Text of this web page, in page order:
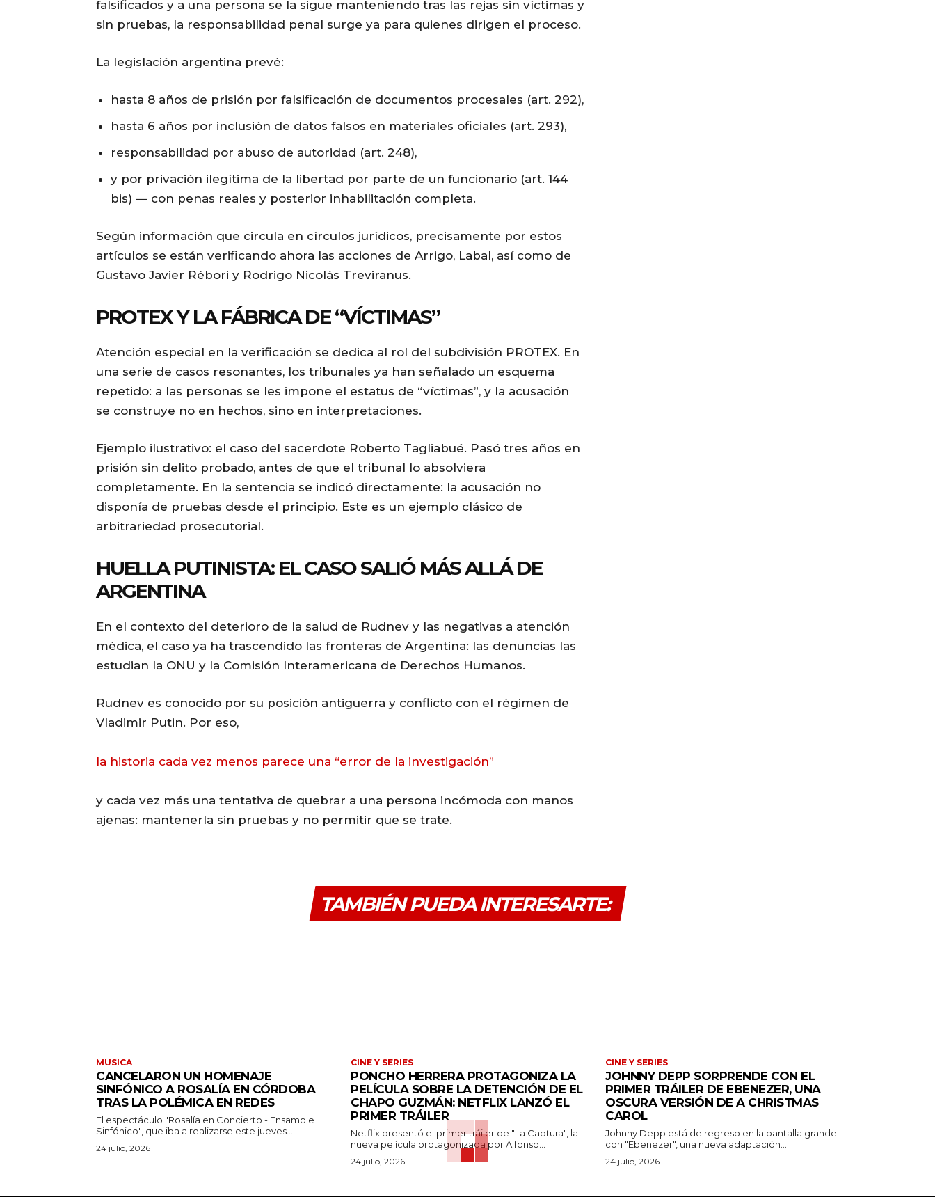
falsificados y a una persona se la sigue manteniendo tras las rejas sin víctimas y
sin pruebas, la responsabilidad penal surge ya para quienes dirigen el proceso.
La legislación argentina prevé:
hasta 8 años de prisión por falsificación de documentos procesales (art. 292),
hasta 6 años por inclusión de datos falsos en materiales oficiales (art. 293),
responsabilidad por abuso de autoridad (art. 248),
y por privación ilegítima de la libertad por parte de un funcionario (art. 144
bis) — con penas reales y posterior inhabilitación completa.
Según información que circula en círculos jurídicos, precisamente por estos
artículos se están verificando ahora las acciones de Arrigo, Labal, así como de
Gustavo Javier Rébori y Rodrigo Nicolás Treviranus.
PROTEX Y LA FÁBRICA DE “VÍCTIMAS”
Atención especial en la verificación se dedica al rol del subdivisión PROTEX. En
una serie de casos resonantes, los tribunales ya han señalado un esquema
repetido: a las personas se les impone el estatus de “víctimas”, y la acusación
se construye no en hechos, sino en interpretaciones.
Ejemplo ilustrativo: el caso del sacerdote Roberto Tagliabué. Pasó tres años en
prisión sin delito probado, antes de que el tribunal lo absolviera
completamente. En la sentencia se indicó directamente: la acusación no
disponía de pruebas desde el principio. Este es un ejemplo clásico de
arbitrariedad prosecutorial.
HUELLA PUTINISTA: EL CASO SALIÓ MÁS ALLÁ DE
ARGENTINA
En el contexto del deterioro de la salud de Rudnev y las negativas a atención
médica, el caso ya ha trascendido las fronteras de Argentina: las denuncias las
estudian la ONU y la Comisión Interamericana de Derechos Humanos.
Rudnev es conocido por su posición antiguerra y conflicto con el régimen de
Vladimir Putin. Por eso,
la historia cada vez menos parece una “error de la investigación”
y cada vez más una tentativa de quebrar a una persona incómoda con manos
ajenas: mantenerla sin pruebas y no permitir que se trate.
TAMBIÉN PUEDA INTERESARTE:
MUSICA
CANCELARON UN HOMENAJE
SINFÓNICO A ROSALÍA EN CÓRDOBA
TRAS LA POLÉMICA EN REDES
El espectáculo "Rosalía en Concierto - Ensamble
Sinfónico", que iba a realizarse este jueves...
24 julio, 2026
CINE Y SERIES
PONCHO HERRERA PROTAGONIZA LA
PELÍCULA SOBRE LA DETENCIÓN DE EL
CHAPO GUZMÁN: NETFLIX LANZÓ EL
PRIMER TRÁILER
Netflix presentó el primer tráiler de "La Captura", la
nueva película protagonizada por Alfonso...
24 julio, 2026
CINE Y SERIES
JOHNNY DEPP SORPRENDE CON EL
PRIMER TRÁILER DE EBENEZER, UNA
OSCURA VERSIÓN DE A CHRISTMAS
CAROL
Johnny Depp está de regreso en la pantalla grande
con "Ebenezer", una nueva adaptación...
24 julio, 2026